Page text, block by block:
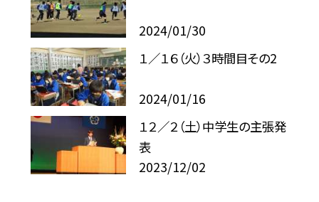
2024/01/30
１／１６（火）３時間目その2
2024/01/16
１２／２（土）中学生の主張発
表
2023/12/02